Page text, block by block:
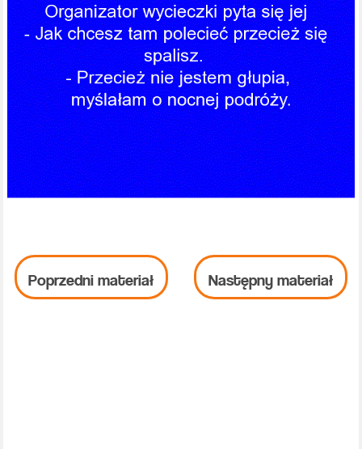
Poprzedni materiał Następny materiał